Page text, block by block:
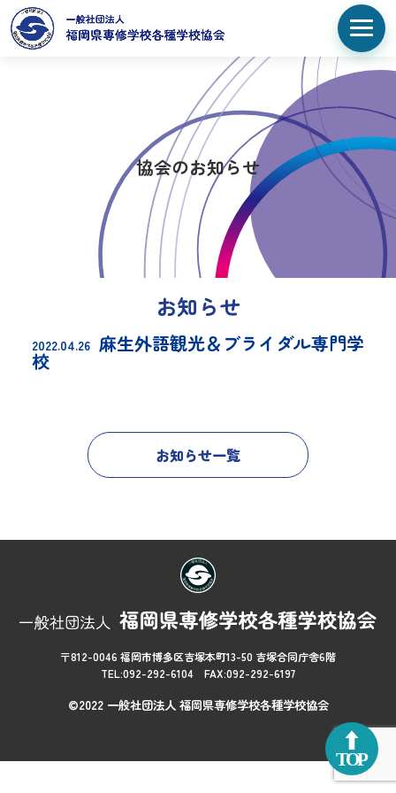
協会のお知らせ
お知らせ
2022.04.26 麻生外語観光＆ブライダル専門学
校
お知らせ一覧
〒812-0046 福岡市博多区吉塚本町13-50 吉塚合同庁舎6階
TEL:092-292-6104 FAX:092-292-6197
©2022 一般社団法人 福岡県専修学校各種学校協会